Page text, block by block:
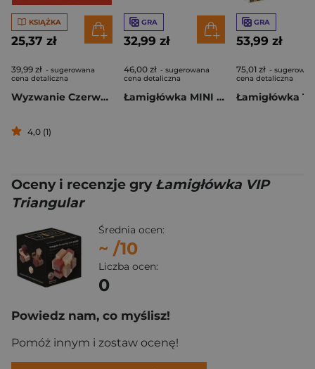
KSIĄŻKA
25,37 zł
39,99 zł - sugerowana
cena detaliczna
Wyzwanie Czerwona Królowa. Zagadki dla wyjątkowych umysłów
4,0 (1)
GRA
32,99 zł
46,00 zł - sugerowana
cena detaliczna
Łamigłówka MINI brelok Skewb Recent Toys poziom 4,5/5
GRA
53,99 zł
75,01 zł -
cena detaliczna
Oceny i recenzje gry Łamigłówka VIP
Triangular
Średnia ocen:
~ /10
Liczba ocen:
0
Powiedz nam, co myślisz!
Pomóż innym i zostaw ocenę!